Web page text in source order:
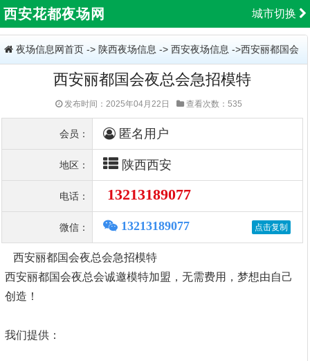
城市切换
西安花都夜场网
夜场信息网首页 -> 陕西夜场信息 -> 西安夜场信息 ->西安丽都国会
夜总会急招模特西安丽都国会夜总会急招模特
发布时间：2025年04月22日 查看次数：535
会员： 匿名用户
地区： 陕西西安
电话： 13213189077
微信： 13213189077
西安丽都国会夜总会急招模特
西安丽都国会夜总会诚邀模特加盟，无需费用，梦想由自己
创造！
我们提供：